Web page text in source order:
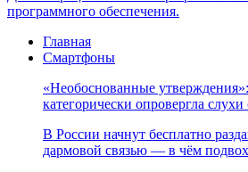
программного обеспечения.
Главная
Смартфоны
«Необоснованные
категорически опровергла
В России начнут бесплатно
дармовой связью — в чём